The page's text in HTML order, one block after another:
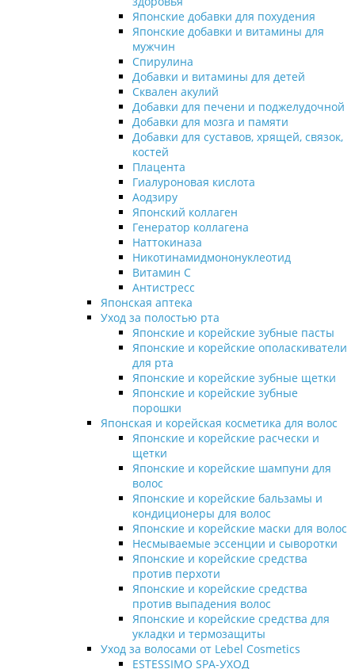
Японские добавки для похудения
Японские добавки и витамины для
мужчин
Спирулина
Добавки и витамины для детей
Сквален акулий
Добавки для печени и поджелудочной
Добавки для мозга и памяти
Добавки для суставов, хрящей, связок,
костей
Плацента
Гиалуроновая кислота
Аодзиру
Японский коллаген
Генератор коллагена
Наттокиназа
Никотинамидмононуклеотид
Витамин С
Антистресс
Японская аптека
Уход за полостью рта
Японские и корейские зубные пасты
Японские и корейские ополаскиватели
для рта
Японские и корейские зубные щетки
Японские и корейские зубные
порошки
Японская и корейская косметика для волос
Японские и корейские расчески и
щетки
Японские и корейские шампуни для
волос
Японские и корейские бальзамы и
кондиционеры для волос
Японские и корейские маски для волос
Несмываемые эссенции и сыворотки
Японские и корейские средства
против перхоти
Японские и корейские средства
против выпадения волос
Японские и корейские средства для
укладки и термозащиты
Уход за волосами от Lebel Cosmetics
ESTESSIMO SPA-УХОД